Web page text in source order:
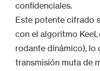
confidenciales.
Este potente cifrado
con el algoritmo
rodante dinámico), lo
transmisión muta de